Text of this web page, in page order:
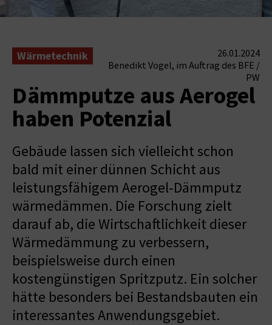
Wärmetechnik
26.01.2024
Benedikt Vogel, im Auftrag des BFE /
PW
Dämmputze aus Aerogel
haben Potenzial
Gebäude lassen sich vielleicht schon
bald mit einer dünnen Schicht aus
leistungsfähigem Aerogel-Dämmputz
wärmedämmen. Die Forschung zielt
darauf ab, die Wirtschaftlichkeit dieser
Wärmedämmung zu verbessern,
beispielsweise durch einen
kostengünstigen Spritzputz. Ein solcher
hätte besonders bei Bestandsbauten ein
interessantes Anwendungsgebiet.